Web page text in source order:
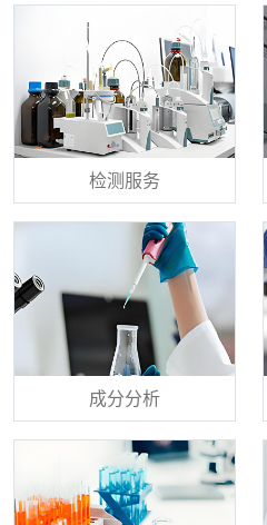
检测服务
成分分析